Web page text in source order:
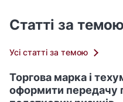
Статті за темою
Усі статті за темою
Торгова марка і
оформити передачу